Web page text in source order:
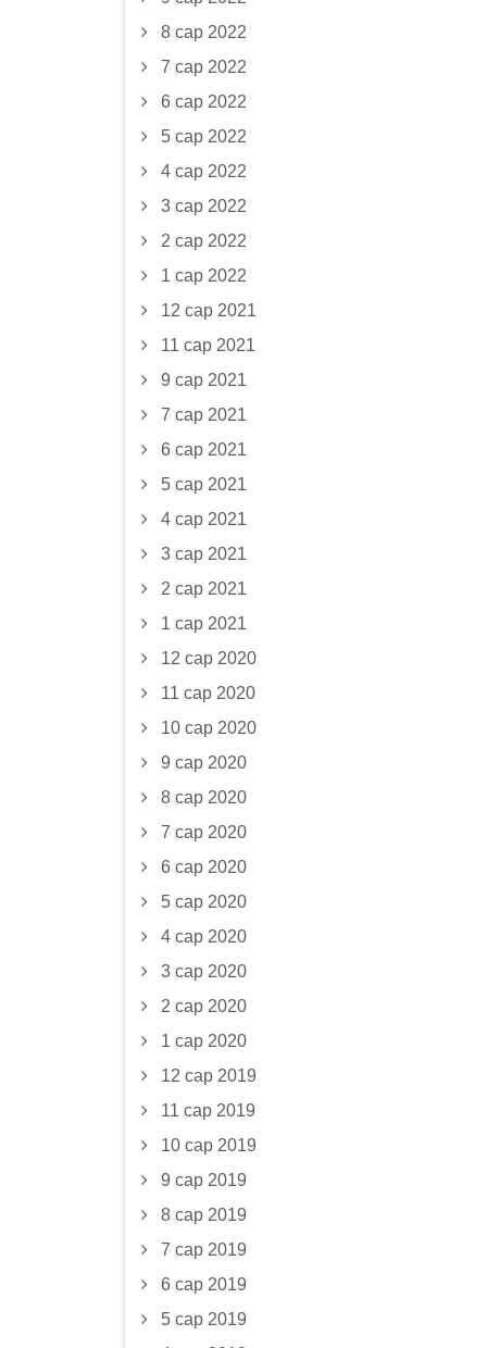
8 сар 2022
7 сар 2022
6 сар 2022
5 сар 2022
4 сар 2022
3 сар 2022
2 сар 2022
1 сар 2022
12 сар 2021
11 сар 2021
9 сар 2021
7 сар 2021
6 сар 2021
5 сар 2021
4 сар 2021
3 сар 2021
2 сар 2021
1 сар 2021
12 сар 2020
11 сар 2020
10 сар 2020
9 сар 2020
8 сар 2020
7 сар 2020
6 сар 2020
5 сар 2020
4 сар 2020
3 сар 2020
2 сар 2020
1 сар 2020
12 сар 2019
11 сар 2019
10 сар 2019
9 сар 2019
8 сар 2019
7 сар 2019
6 сар 2019
5 сар 2019